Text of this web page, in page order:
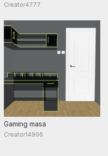
Creator4777
Gaming masa
Creator14906